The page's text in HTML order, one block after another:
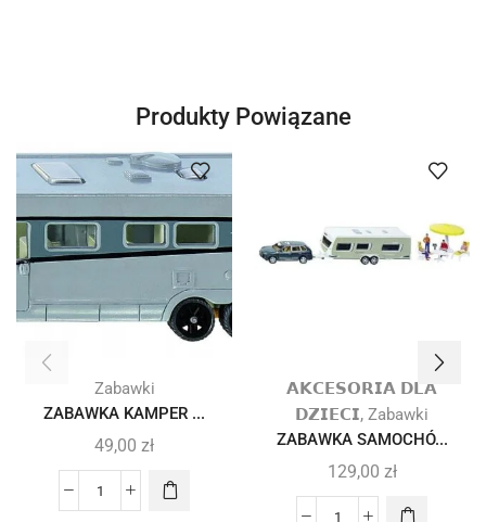
Produkty Powiązane
Zabawki
ZABAWKA KAMPER ...
49,00 zł
𝗔𝗞𝗖𝗘𝗦𝗢𝗥𝗜𝗔 𝗗𝗟𝗔
𝗗𝗭𝗜𝗘𝗖𝗜, Zabawki
ZABAWKA SAMOCHÓ...
129,00 zł